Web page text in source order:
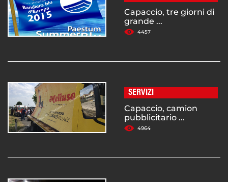
Capaccio, tre giorni di
grande ...
4457
SERVIZI
Capaccio, camion
pubblicitario ...
4964